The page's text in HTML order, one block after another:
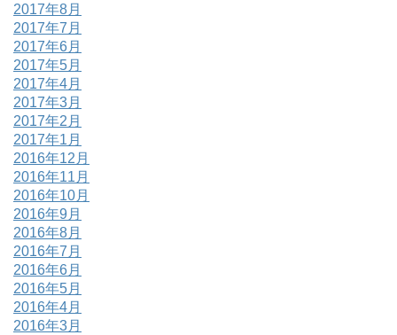
2017年8月
2017年7月
2017年6月
2017年5月
2017年4月
2017年3月
2017年2月
2017年1月
2016年12月
2016年11月
2016年10月
2016年9月
2016年8月
2016年7月
2016年6月
2016年5月
2016年4月
2016年3月